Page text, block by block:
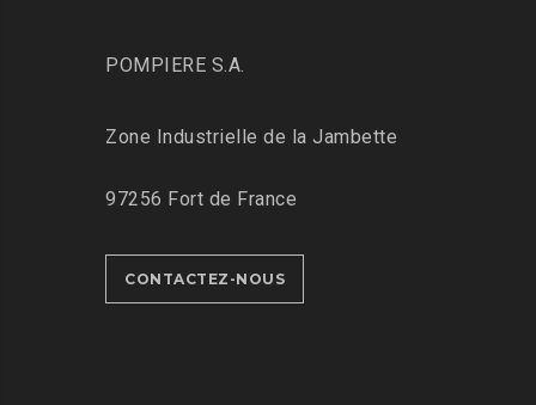
POMPIERE S.A.
Zone Industrielle de la Jambette
97256 Fort de France
CONTACTEZ-NOUS